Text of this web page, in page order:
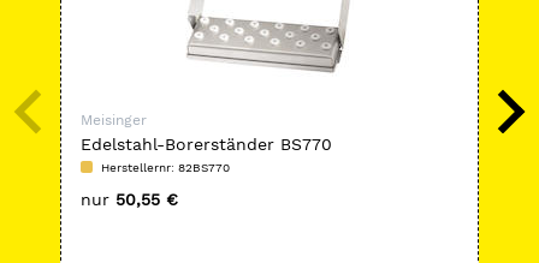
Meisinger
Edelstahl-Borerständer BS770
Herstellernr: 82BS770
nur 50,55 €